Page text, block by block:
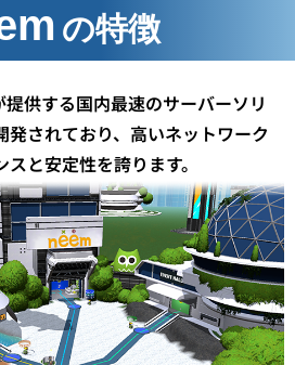
の特徴
供する国内最速のサーバーソリ
発されており、高いネットワーク
と安定性を誇ります。​